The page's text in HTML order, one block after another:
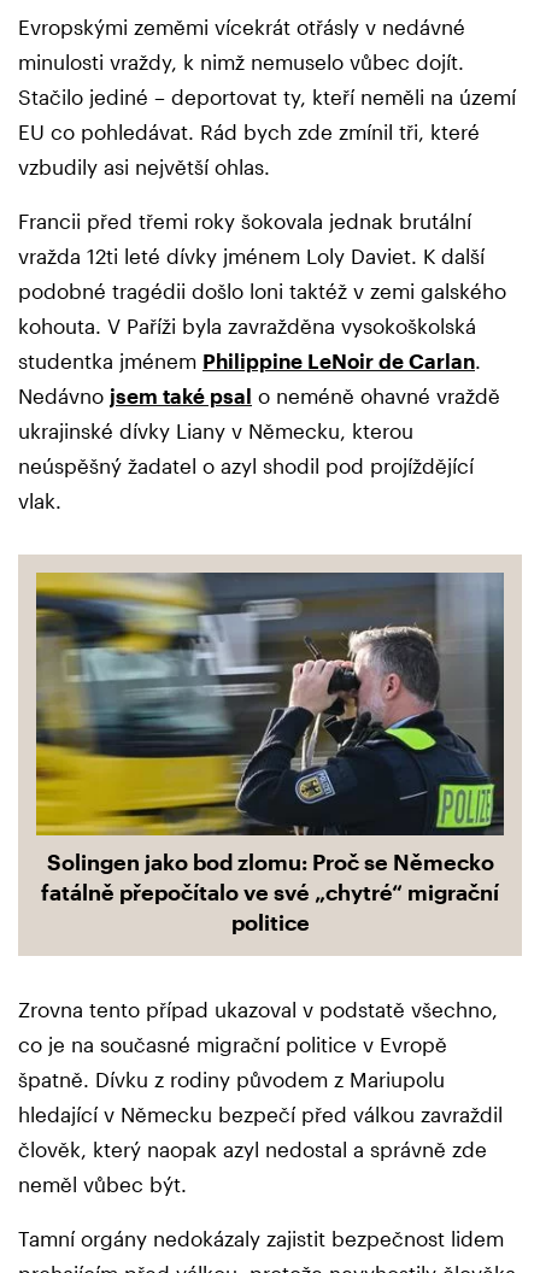
Evropskými zeměmi vícekrát otřásly v nedávné
minulosti vraždy, k nimž nemuselo vůbec dojít.
Stačilo jediné – deportovat ty, kteří neměli na území
EU co pohledávat. Rád bych zde zmínil tři, které
vzbudily asi největší ohlas.
Francii před třemi roky šokovala jednak brutální
vražda 12ti leté dívky jménem Loly Daviet. K další
podobné tragédii došlo loni taktéž v zemi galského
kohouta. V Paříži byla zavražděna vysokoškolská
studentka jménem Philippine LeNoir de Carlan.
Nedávno jsem také psal o neméně ohavné vraždě
ukrajinské dívky Liany v Německu, kterou
neúspěšný žadatel o azyl shodil pod projíždějící
vlak.
Solingen jako bod zlomu: Proč se Německo
fatálně přepočítalo ve své „chytré“ migrační
politice
Zrovna tento případ ukazoval v podstatě všechno,
co je na současné migrační politice v Evropě
špatně. Dívku z rodiny původem z Mariupolu
hledající v Německu bezpečí před válkou zavraždil
člověk, který naopak azyl nedostal a správně zde
neměl vůbec být.
Tamní orgány nedokázaly zajistit bezpečnost lidem